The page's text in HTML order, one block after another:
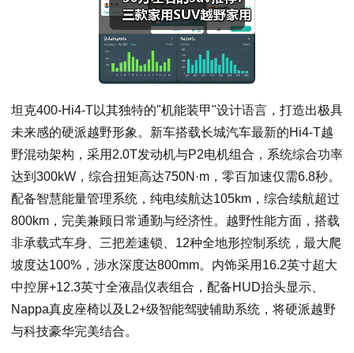
坦克400-Hi4-T以其独特的"机能装甲"设计语言，打造出极具
未来感的硬派越野形象。新车搭载长城汽车最新的Hi4-T越
野混动架构，采用2.0T发动机与P2电机组合，系统综合功率
达到300kW，综合扭矩高达750N·m，零百加速仅需6.8秒。
配备智慧能量管理系统，纯电续航达105km，综合续航超过
800km，完美兼顾日常通勤与经济性。越野性能方面，搭载
非承载式车身、三把差速锁、12种全地形控制系统，最大爬
坡度达100%，涉水深度达800mm。内饰采用16.2英寸超大
中控屏+12.3英寸全液晶仪表组合，配备HUD抬头显示、
Nappa真皮座椅以及L2+级智能驾驶辅助系统，将硬派越野
与科技豪华完美结合。